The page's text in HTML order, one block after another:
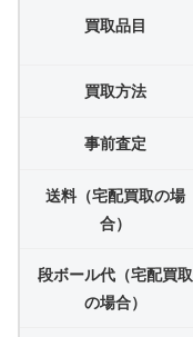
買取品目
買取方法
事前査定
送料（宅配買取の場
合）
段ボール代（宅配買取
の場合）